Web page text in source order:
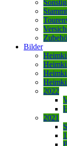
Bilder
2022
2021